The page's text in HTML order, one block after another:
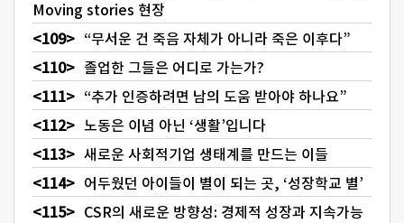
Moving stories 현장
“무서운 건 죽음 자체가 아니라 죽은 이후다”
졸업한 그들은 어디로 가는가?
“추가 인증하려면 남의 도움 받아야 하나요”
노동은 이념 아닌 ‘생활’입니다
새로운 사회적기업 생태계를 만드는 이들
어두웠던 아이들이 별이 되는 곳, ‘성장학교 별’
CSR의 새로운 방향성: 경제적 성장과 지속가능